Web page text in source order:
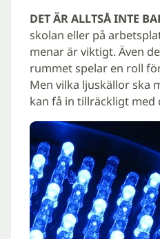
DET ÄR ALLTSÅ INTE
skolan eller på
menar är viktigt. Även
rummet spelar en roll
Men vilka ljuskällor ska
kan få in tillräckligt